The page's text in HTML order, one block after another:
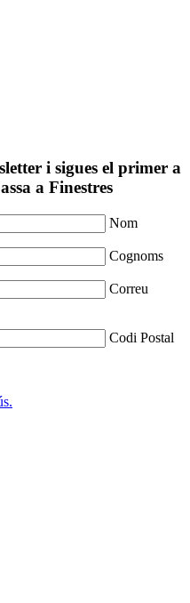
i sigues el primer a
a Finestres
Nom
Cognoms
Correu
Codi Postal